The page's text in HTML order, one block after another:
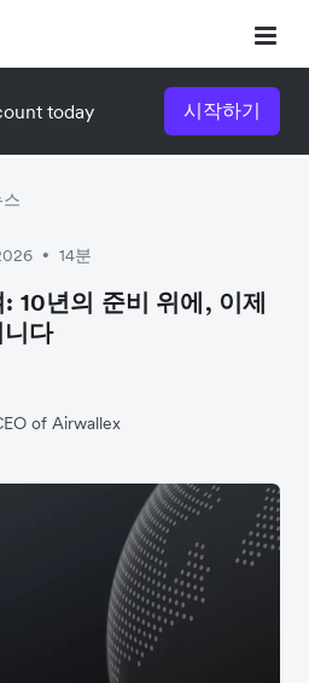
today 시작하기
• 14분
10년의 준비 위에, 이제
다
of Airwallex